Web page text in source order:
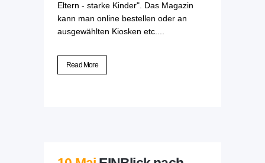
Eltern - starke Kinder". Das Magazin
kann man online bestellen oder an
ausgewählten Kiosken etc....
Read More